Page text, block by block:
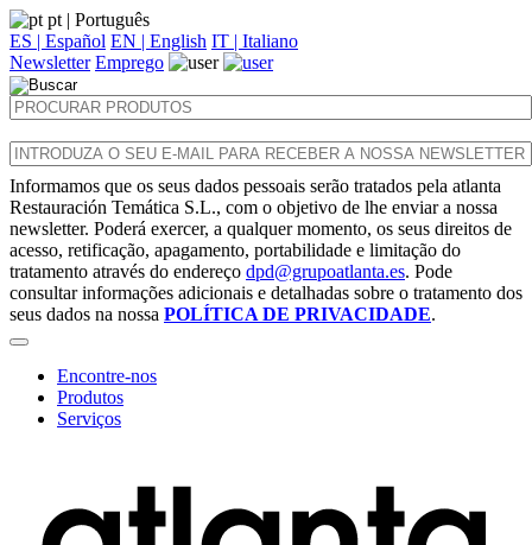
pt | Português
ES | Español EN | English IT | Italiano
Newsletter Emprego
Informamos que os seus dados pessoais serão tratados pela atlanta
Restauración Temática S.L., com o objetivo de lhe enviar a nossa
newsletter. Poderá exercer, a qualquer momento, os seus direitos de
acesso, retificação, apagamento, portabilidade e limitação do
tratamento através do endereço dpd@grupoatlanta.es. Pode
consultar informações adicionais e detalhadas sobre o tratamento dos
seus dados na nossa POLÍTICA DE PRIVACIDADE.
Encontre-nos
Produtos
Serviços